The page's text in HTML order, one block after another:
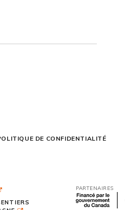
DE CONFIDENTIALITÉ
PARTENAIRES